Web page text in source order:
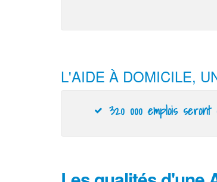
L'AIDE À DOMICILE,
320 000 emplois